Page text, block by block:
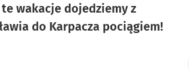
te wakacje dojedziemy z
do Karpacza pociągiem!